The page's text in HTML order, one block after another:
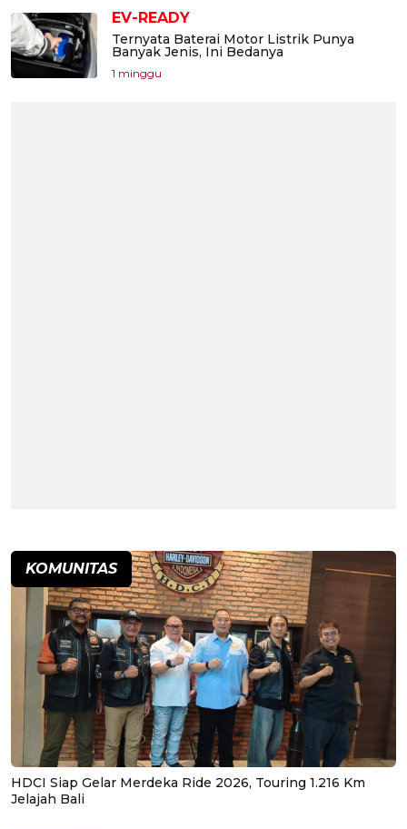
EV-READY
Ternyata Baterai Motor Listrik Punya
Banyak Jenis, Ini Bedanya
1 minggu
KOMUNITAS
HDCI Siap Gelar Merdeka Ride 2026, Touring 1.216 Km
Jelajah Bali